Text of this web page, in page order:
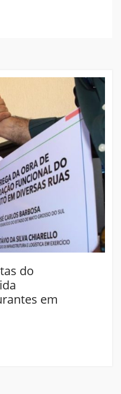
do
em